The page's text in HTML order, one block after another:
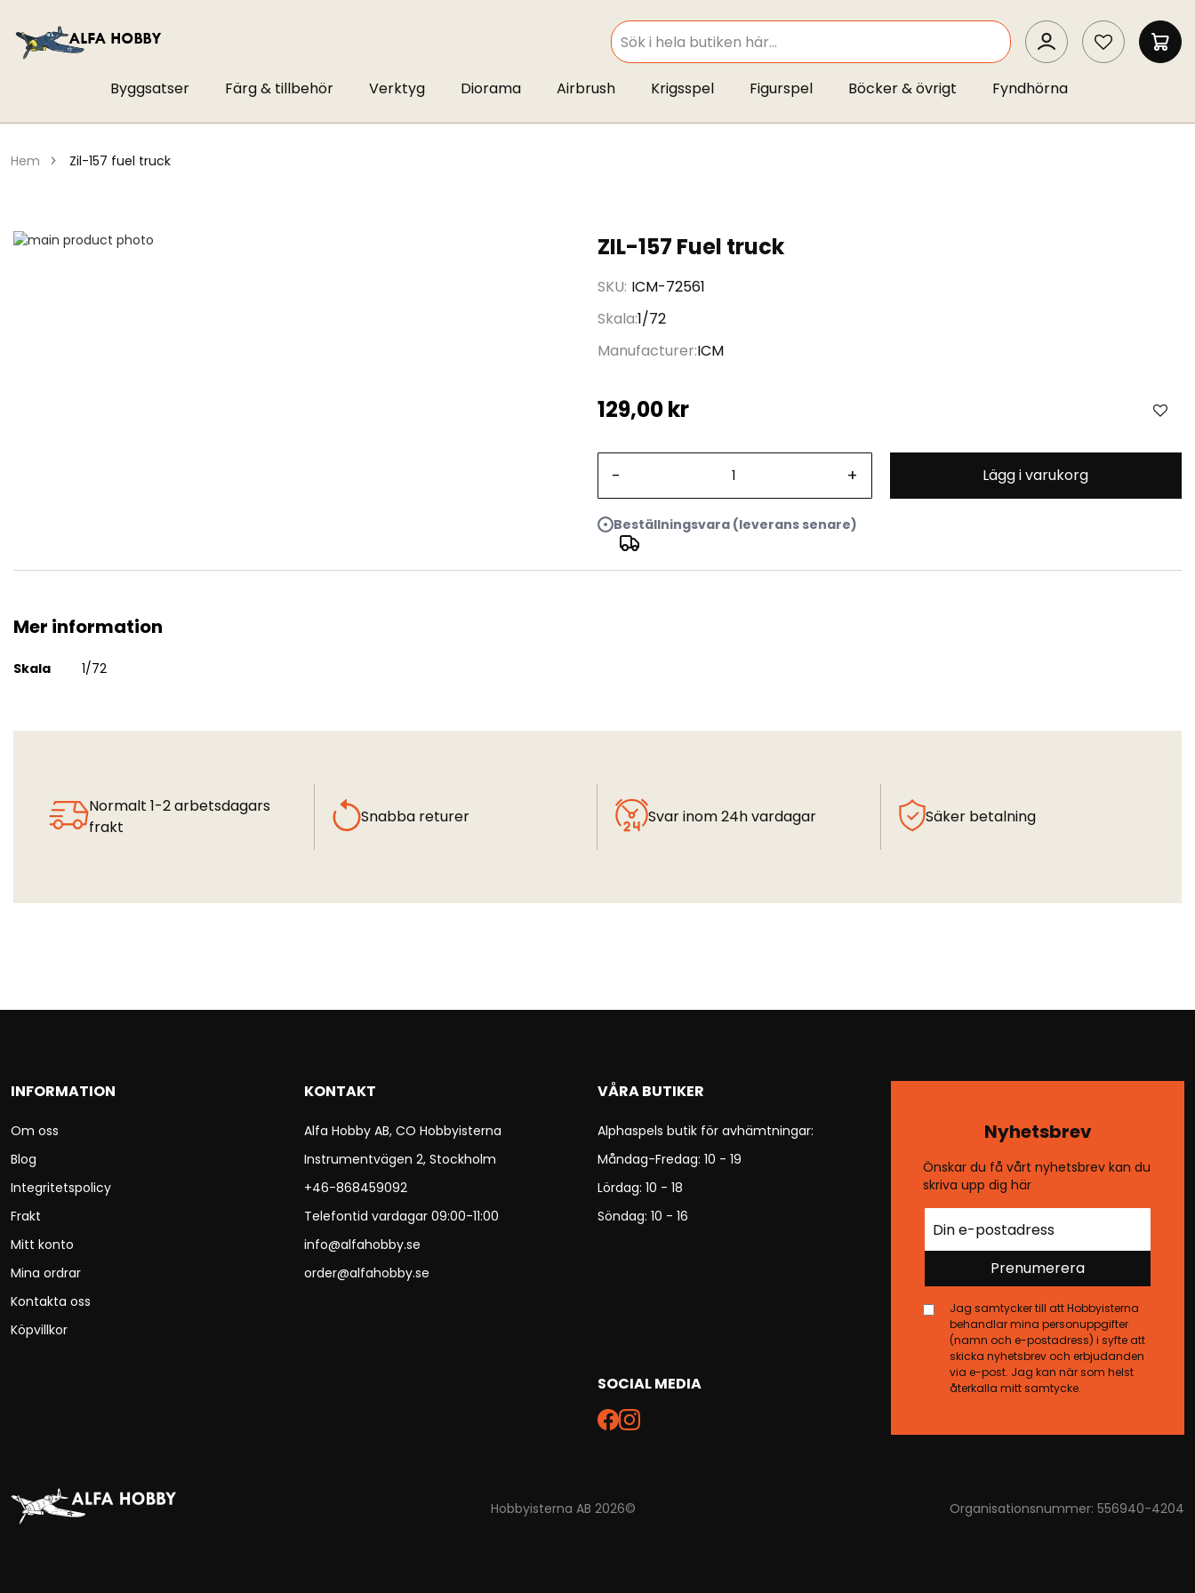
SEARCH
SEARCH
MIN
Byggsatser Färg & tillbehör Verktyg Diorama Airbrush Krigsspel Figurspel Böcker & övrigt Fyndhörna
hem zil-157 fuel truck
ZIL-157 Fuel truck
SKU ICM-72561
Skala1/72
Manufacturer ICM
129,00 kr
- + Lägg i varukorg
Beställningsvara (leverans senare)
Hoppa
Mer information
Mer
Skala 1/72
Normalt 1-2 arbetsdagars
frakt
Snabba returer Svar inom 24h vardagar Säker betalning
INFORMATION
Om oss
Blog
Integritetspolicy
Frakt
Mitt konto
Mina ordrar
Kontakta oss
Köpvillkor
KONTAKT
Alfa Hobby AB, CO Hobbyisterna
Instrumentvägen 2, Stockholm
+46-868459092
Telefontid vardagar 09:00-11:00
info@alfahobby.se
order@alfahobby.se
VÅRA BUTIKER
Alphaspels butik för avhämtningar:
Måndag-Fredag: 10 - 19
Lördag: 10 - 18
Söndag: 10 - 16
SOCIAL MEDIA
Nyhetsbrev
Önskar du få vårt nyhetsbrev kan du
skriva upp dig här
Prenumerera
Jag samtycker till att Hobbyisterna
behandlar mina personuppgifter
(namn och e-postadress) i syfte att
skicka nyhetsbrev och erbjudanden
via e-post. Jag kan när som helst
återkalla mitt samtycke.
Hobbyisterna AB 2026© Organisationsnummer: 556940-4204